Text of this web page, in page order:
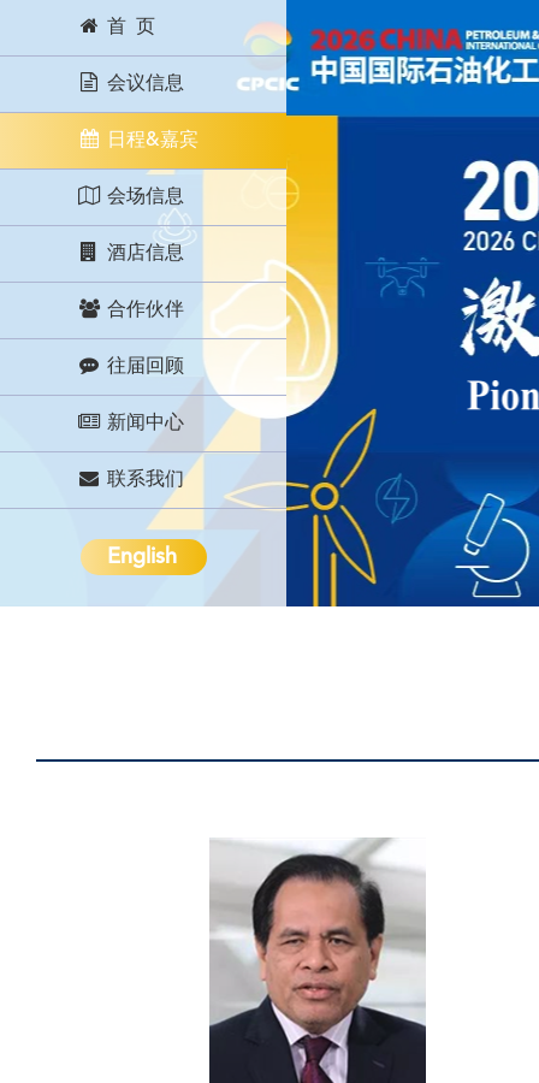
首 页
会议信息
日程&嘉宾
会场信息
酒店信息
合作伙伴
往届回顾
新闻中心
联系我们
English